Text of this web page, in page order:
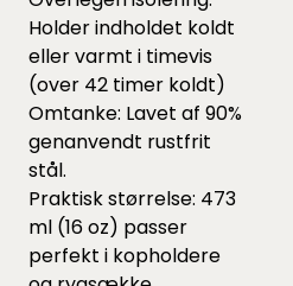
Holder indholdet koldt
eller varmt i timevis
(over 42 timer koldt)
Omtanke: Lavet af 90%
genanvendt rustfrit
stål.
Praktisk størrelse: 473
ml (16 oz) passer
perfekt i kopholdere